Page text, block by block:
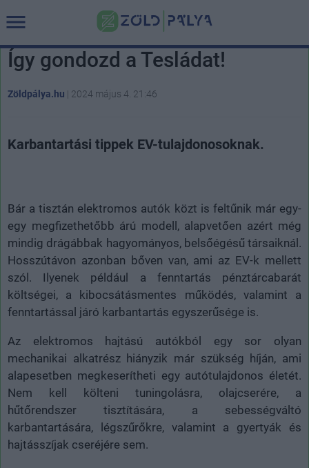
Így gondozd a Tesládat!
Zöldpálya.hu | 2024 május 4. 21:46
Karbantartási tippek EV-tulajdonosoknak.
Bár a tisztán elektromos autók közt is feltűnik már egy-
egy megfizethetőbb árú modell, alapvetően azért még
mindig drágábbak hagyományos, belsőégésű társaiknál.
Hosszútávon azonban bőven van, ami az EV-k mellett
szól. Ilyenek például a fenntartás pénztárcabarát
költségei, a kibocsátásmentes működés, valamint a
fenntartással járó karbantartás egyszerűsége is.
Az elektromos hajtású autókból egy sor olyan
mechanikai alkatrész hiányzik már szükség híján, ami
alapesetben megkeserítheti egy autótulajdonos életét.
Nem kell költeni tuningolásra, olajcserére, a
hűtőrendszer tisztítására, a sebességváltó
karbantartására, légszűrőkre, valamint a gyertyák és
hajtásszíjak cseréjére sem.